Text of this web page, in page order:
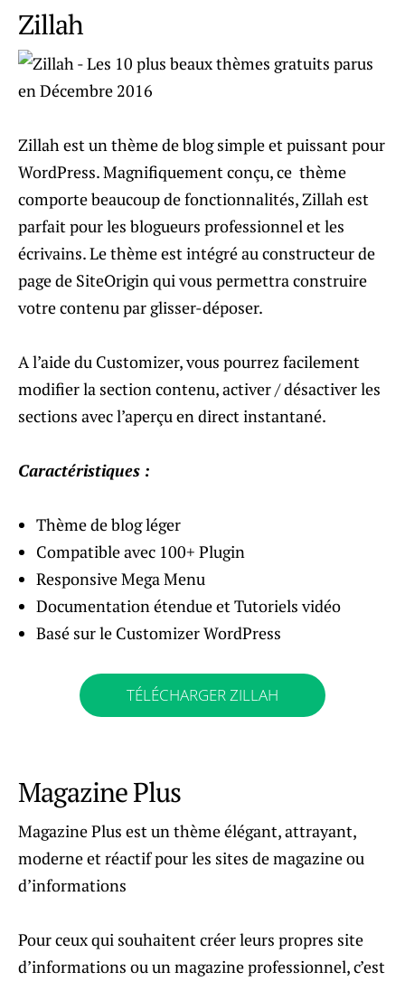
Zillah
Zillah est un thème de blog simple et puissant pour
WordPress. Magnifiquement conçu, ce thème
comporte beaucoup de fonctionnalités, Zillah est
parfait pour les blogueurs professionnel et les
écrivains. Le thème est intégré au constructeur de
page de SiteOrigin qui vous permettra construire
votre contenu par glisser-déposer.
A l’aide du Customizer, vous pourrez facilement
modifier la section contenu, activer / désactiver les
sections avec l’aperçu en direct instantané.
Caractéristiques :
Thème de blog léger
Compatible avec 100+ Plugin
Responsive Mega Menu
Documentation étendue et Tutoriels vidéo
Basé sur le Customizer WordPress
TÉLÉCHARGER ZILLAH
Magazine Plus
Magazine Plus est un thème élégant, attrayant,
moderne et réactif pour les sites de magazine ou
d’informations
Pour ceux qui souhaitent créer leurs propres site
d’informations ou un magazine professionnel, c’est